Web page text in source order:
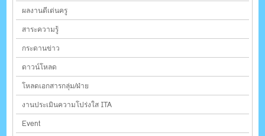
ผลงานดีเด่นครู
สาระความรู้
กระดานข่าว
ดาวน์โหลด
โหลดเอกสารกลุ่ม/ฝ่าย
งานประเมินความโปร่งใส ITA
Event